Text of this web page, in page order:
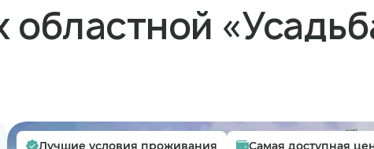
Лучшие условия проживания Самая доступная